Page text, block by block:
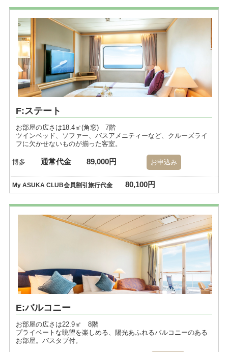
F:ステート
お部屋の広さは18.4㎡(角窓) 7階
ツインベッド、ソファー、バスアメニティーなど、クルーズライ
フに欠かせないものが揃った客室。
博多 通常代金 89,000円 お申込み
My ASUKA CLUB会員割引旅行代金 80,100円
E:バルコニー
お部屋の広さは22.9㎡ 8階
プライベートな眺望を楽しめる、陽光あふれるバルコニーのある
お部屋。バスタブ付。